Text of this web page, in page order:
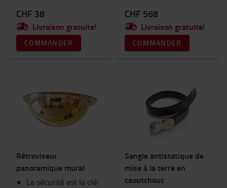
CHF 38
Livraison gratuite!
COMMANDER
CHF 568
Livraison gratuite!
COMMANDER
Rétroviseur
panoramique mural
La sécurité est la clé!
Sangle antistatique de
mise à la terre en
caoutchouc